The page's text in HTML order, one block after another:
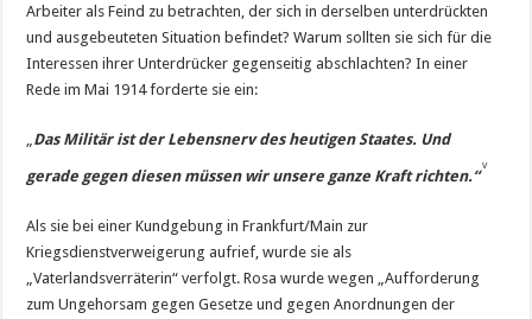
Arbeiter als Feind zu betrachten, der sich in derselben unterdrückten
und ausgebeuteten Situation befindet? Warum sollten sie sich für die
Interessen ihrer Unterdrücker gegenseitig abschlachten? In einer
Rede im Mai 1914 forderte sie ein:
Das Militär ist der Lebensnerv des heutigen Staates. Und
gerade gegen diesen müssen wir unsere ganze Kraft richten.“
v
Als sie bei einer Kundgebung in Frankfurt/Main zur
Kriegsdienstverweigerung aufrief, wurde sie als
„Vaterlandsverräterin“ verfolgt. Rosa wurde wegen „Aufforderung
zum Ungehorsam gegen Gesetze und gegen Anordnungen der